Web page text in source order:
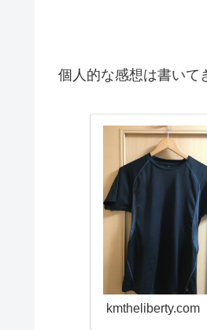
個人的な感想は書いて
kmtheliberty.com